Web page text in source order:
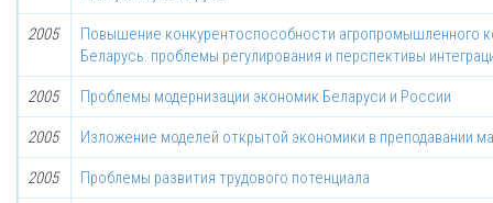
2005
Повышение конкурентоспособности агропромышленного
Беларусь: проблемы регулирования и перспективы
2005 Проблемы модернизации экономик Беларуси и России
2005 Изложение моделей открытой экономики в преподавании
2005 Проблемы развития трудового потенциала